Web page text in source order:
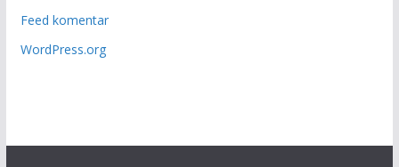
Feed komentar
WordPress.org